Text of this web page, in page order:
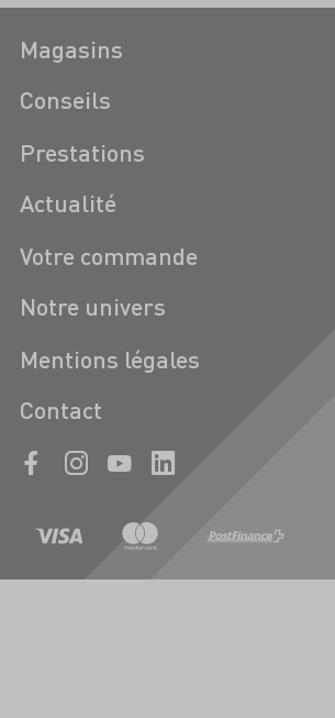
Magasins
Conseils
Prestations
Actualité
Votre commande
Notre univers
Mentions légales
Contact